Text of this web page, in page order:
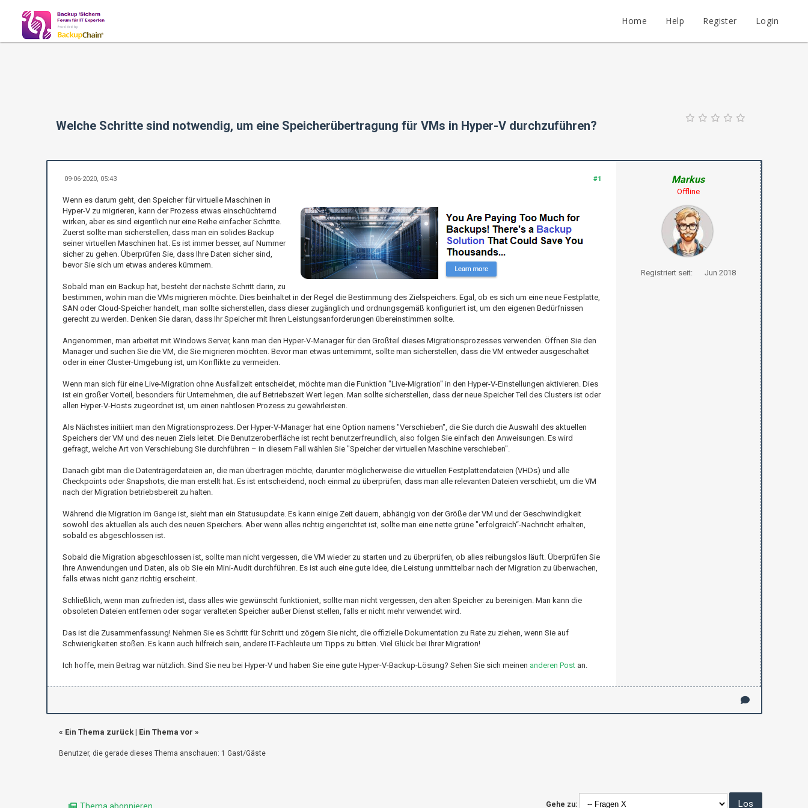
Home Help Register Login
Welche Schritte sind notwendig, um eine Speicherübertragung für VMs in Hyper-V durchzuführen?
#1
09-06-2020, 05:43
Wenn es darum geht, den Speicher für virtuelle Maschinen in
Hyper-V zu migrieren, kann der Prozess etwas einschüchternd
wirken, aber es sind eigentlich nur eine Reihe einfacher Schritte.
Zuerst sollte man sicherstellen, dass man ein solides Backup
seiner virtuellen Maschinen hat. Es ist immer besser, auf Nummer
sicher zu gehen. Überprüfen Sie, dass Ihre Daten sicher sind,
bevor Sie sich um etwas anderes kümmern.
Sobald man ein Backup hat, besteht der nächste Schritt darin, zu
bestimmen, wohin man die VMs migrieren möchte. Dies beinhaltet in der Regel die Bestimmung des Zielspeichers. Egal, ob es sich um eine neue Festplatte,
SAN oder Cloud-Speicher handelt, man sollte sicherstellen, dass dieser zugänglich und ordnungsgemäß konfiguriert ist, um den eigenen Bedürfnissen
gerecht zu werden. Denken Sie daran, dass Ihr Speicher mit Ihren Leistungsanforderungen übereinstimmen sollte.
Angenommen, man arbeitet mit Windows Server, kann man den Hyper-V-Manager für den Großteil dieses Migrationsprozesses verwenden. Öffnen Sie den
Manager und suchen Sie die VM, die Sie migrieren möchten. Bevor man etwas unternimmt, sollte man sicherstellen, dass die VM entweder ausgeschaltet
oder in einer Cluster-Umgebung ist, um Konflikte zu vermeiden.
Wenn man sich für eine Live-Migration ohne Ausfallzeit entscheidet, möchte man die Funktion "Live-Migration" in den Hyper-V-Einstellungen aktivieren. Dies
ist ein großer Vorteil, besonders für Unternehmen, die auf Betriebszeit Wert legen. Man sollte sicherstellen, dass der neue Speicher Teil des Clusters ist oder
allen Hyper-V-Hosts zugeordnet ist, um einen nahtlosen Prozess zu gewährleisten.
Als Nächstes initiiert man den Migrationsprozess. Der Hyper-V-Manager hat eine Option namens "Verschieben", die Sie durch die Auswahl des aktuellen
Speichers der VM und des neuen Ziels leitet. Die Benutzeroberfläche ist recht benutzerfreundlich, also folgen Sie einfach den Anweisungen. Es wird
gefragt, welche Art von Verschiebung Sie durchführen – in diesem Fall wählen Sie "Speicher der virtuellen Maschine verschieben".
Danach gibt man die Datenträgerdateien an, die man übertragen möchte, darunter möglicherweise die virtuellen Festplattendateien (VHDs) und alle
Checkpoints oder Snapshots, die man erstellt hat. Es ist entscheidend, noch einmal zu überprüfen, dass man alle relevanten Dateien verschiebt, um die VM
nach der Migration betriebsbereit zu halten.
Während die Migration im Gange ist, sieht man ein Statusupdate. Es kann einige Zeit dauern, abhängig von der Größe der VM und der Geschwindigkeit
sowohl des aktuellen als auch des neuen Speichers. Aber wenn alles richtig eingerichtet ist, sollte man eine nette grüne "erfolgreich“-Nachricht erhalten,
sobald es abgeschlossen ist.
Sobald die Migration abgeschlossen ist, sollte man nicht vergessen, die VM wieder zu starten und zu überprüfen, ob alles reibungslos läuft. Überprüfen Sie
Ihre Anwendungen und Daten, als ob Sie ein Mini-Audit durchführen. Es ist auch eine gute Idee, die Leistung unmittelbar nach der Migration zu überwachen,
falls etwas nicht ganz richtig erscheint.
Schließlich, wenn man zufrieden ist, dass alles wie gewünscht funktioniert, sollte man nicht vergessen, den alten Speicher zu bereinigen. Man kann die
obsoleten Dateien entfernen oder sogar veralteten Speicher außer Dienst stellen, falls er nicht mehr verwendet wird.
Das ist die Zusammenfassung! Nehmen Sie es Schritt für Schritt und zögern Sie nicht, die offizielle Dokumentation zu Rate zu ziehen, wenn Sie auf
Schwierigkeiten stoßen. Es kann auch hilfreich sein, andere IT-Fachleute um Tipps zu bitten. Viel Glück bei Ihrer Migration!
Ich hoffe, mein Beitrag war nützlich. Sind Sie neu bei Hyper-V und haben Sie eine gute Hyper-V-Backup-Lösung? Sehen Sie sich meinen anderen Postan.
Markus
Offline
Registriert seit: Jun 2018
« Ein Thema zurück| Ein Thema vor »
Benutzer, die gerade dieses Thema anschauen: 1 Gast/Gäste
Thema abonnieren Gehe zu: